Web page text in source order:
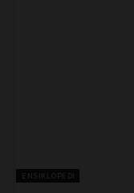
ENSIKLOPEDI